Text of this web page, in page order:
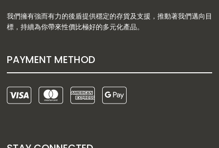
我們擁有強而有力的後盾提供穩定的存貨及支援，推動著我們邁向目
標，持續為你帶來性價比極好的多元化產品。
PAYMENT METHOD